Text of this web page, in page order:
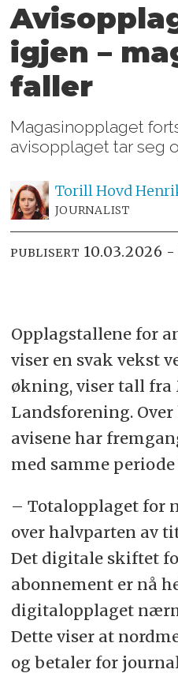
igjen –
faller
Magasinopplaget
avisopplaget tar seg
Torill Hovd
JOURNALIST
PUBLISERT 10.03.2026
Opplagstallene for
viser en svak vekst
økning, viser tall fra
Landsforening.
avisene har
med samme
– Totalopplaget for
over halvparten av
Det digitale skiftet
abonnement er nå
digitalopplaget
Dette viser at
og betaler for